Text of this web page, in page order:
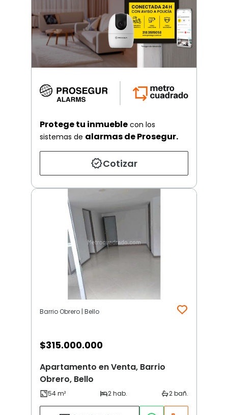
Protege tu inmueble con los
sistemas de alarmas de Prosegur.
Cotizar
Barrio Obrero | Bello
$315.000.000
Apartamento en Venta, Barrio
Obrero, Bello